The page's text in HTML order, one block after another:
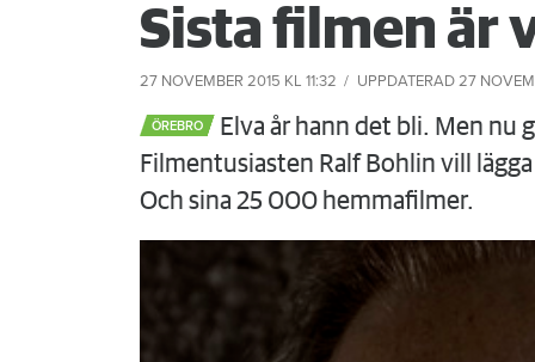
Sista filmen är
27 NOVEMBER 2015 KL 11:32 UPPDATERAD 27
ÖREBRO
Elva år hann det bli. Men nu
Filmentusiasten Ralf Bohlin vill
Och sina 25 000 hemmafilmer.